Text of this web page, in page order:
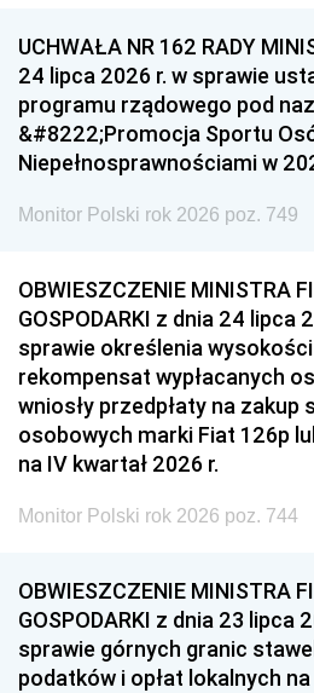
UCHWAŁA NR 162 RADY
24 lipca 2026 r. w sprawie
programu rządowego pod
&#8222;Promocja Sportu
Niepełnosprawnościami w
Monitor Polski rok 2026 poz. 749
OBWIESZCZENIE MINISTRA
GOSPODARKI z dnia 24 lipca
sprawie określenia
rekompensat wypłacanych
wniosły przedpłaty na zakup
osobowych marki Fiat 126p
na IV kwartał 2026 r.
Monitor Polski rok 2026 poz. 744
OBWIESZCZENIE MINISTRA
GOSPODARKI z dnia 23 lipca
sprawie górnych granic
podatków i opłat lokalnych